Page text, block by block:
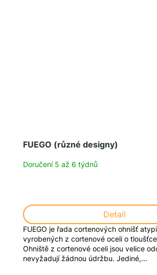
FUEGO (různé designy)
Doručení 5 až 6 týdnů
Detail
FUEGO je řada cortenových ohnišť
vyrobených z cortenové oceli o
Ohniště z cortenové oceli jsou velice
nevyžadují žádnou údržbu. Jediné,...